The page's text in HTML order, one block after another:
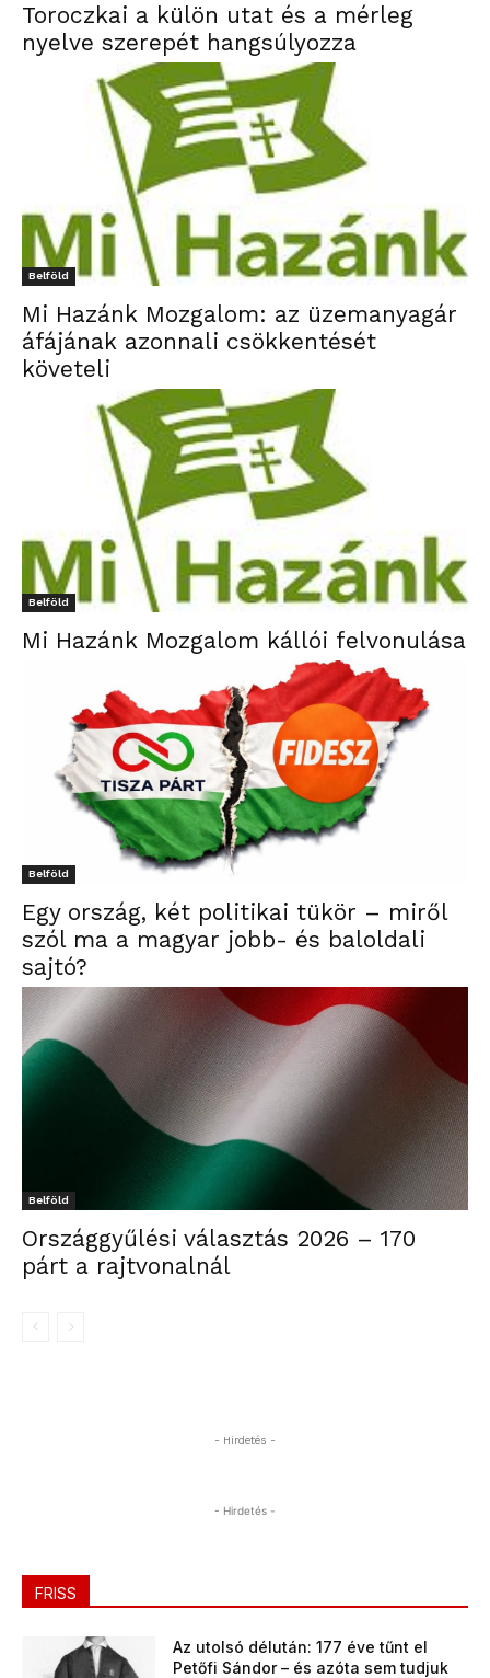
Toroczkai a külön utat és a mérleg
nyelve szerepét hangsúlyozza
Belföld
Mi Hazánk Mozgalom: az üzemanyagár
áfájának azonnali csökkentését
követeli
Belföld
Mi Hazánk Mozgalom kállói felvonulása
Belföld
Egy ország, két politikai tükör – miről
szól ma a magyar jobb- és baloldali
sajtó?
Belföld
Országgyűlési választás 2026 – 170
párt a rajtvonalnál
- Hirdetés -
- Hirdetés -
FRISS
Az utolsó délután: 177 éve tűnt el
Petőfi Sándor – és azóta sem tudjuk